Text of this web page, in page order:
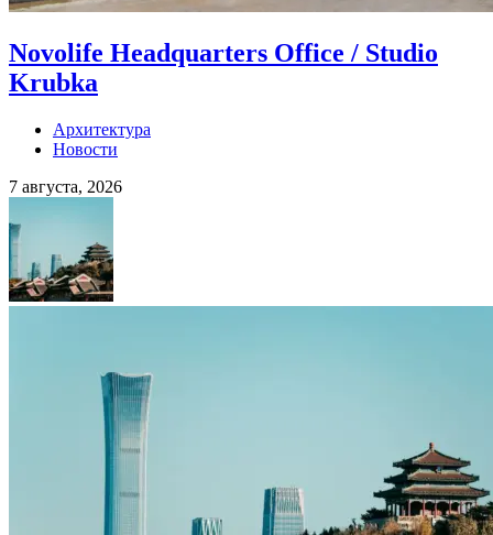
Novolife Headquarters Office / Studio
Krubka
Архитектура
Новости
7 августа, 2026